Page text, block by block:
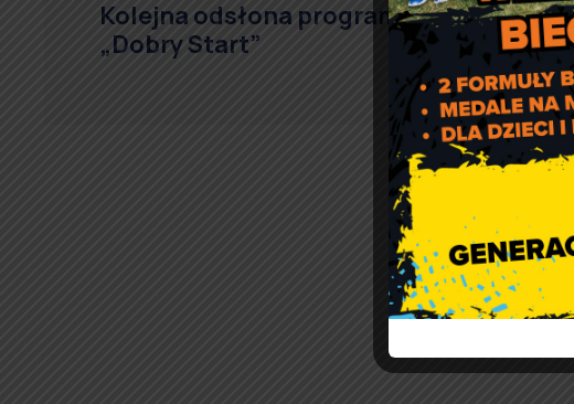
Kolejna odsłona programu
„Dobry Start”